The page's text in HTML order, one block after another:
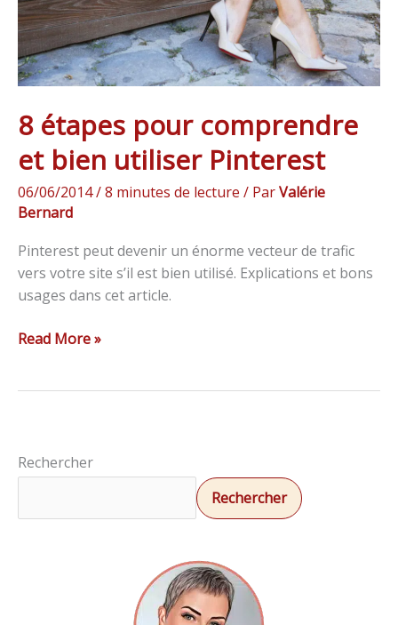
8 étapes pour comprendre
et bien utiliser Pinterest
06/06/2014/8 minutes de lecture / ParValérie
Bernard
Pinterest peut devenir un énorme vecteur de trafic
vers votre site s’il est bien utilisé. Explications et bons
usages dans cet article.
Pinterest
Read More »
Rechercher
Rechercher